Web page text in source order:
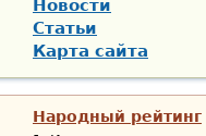
Новости
Статьи
Карта сайта
Народный рейтинг